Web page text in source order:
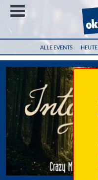
ALLE EVENTS HEUTE